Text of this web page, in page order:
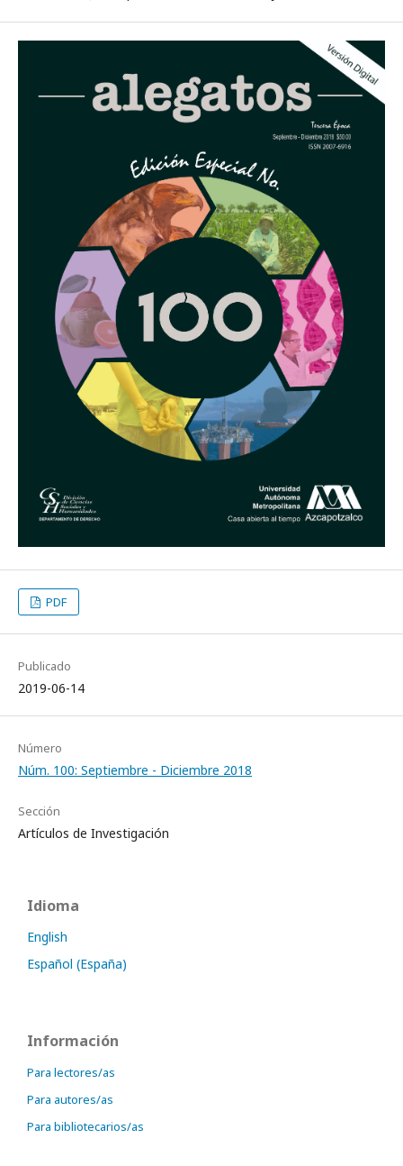
PDF
Publicado
2019-06-14
Número
Núm. 100: Septiembre - Diciembre 2018
Sección
Artículos de Investigación
Idioma
English
Español (España)
Información
Para lectores/as
Para autores/as
Para bibliotecarios/as